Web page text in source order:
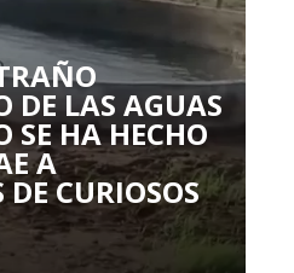
LAS AGUAS
SE HA HECHO
A
CURIOSOS